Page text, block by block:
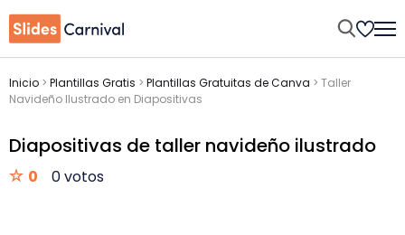
Inicio > Plantillas Gratis > Plantillas Gratuitas de Canva > Taller
Navideño Ilustrado en Diapositivas
Diapositivas de taller navideño ilustrado
0 0 votos